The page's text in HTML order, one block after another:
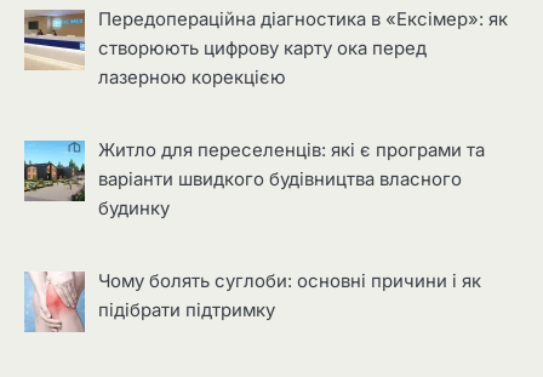
Передопераційна діагностика в «Ексімер»: як
створюють цифрову карту ока перед
лазерною корекцією
Житло для переселенців: які є програми та
варіанти швидкого будівництва власного
будинку
Чому болять суглоби: основні причини і як
підібрати підтримку